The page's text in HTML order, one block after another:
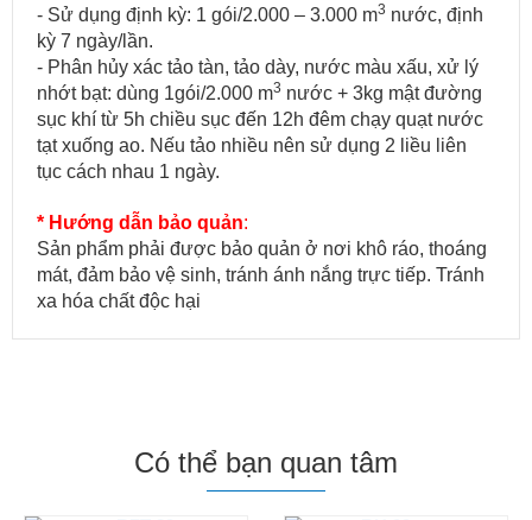
- Sử dụng định kỳ: 1 gói/2.000 – 3.000 m3 nước, định
kỳ 7 ngày/lần.
- Phân hủy xác tảo tàn, tảo dày, nước màu xấu, xử lý
nhớt bạt: dùng 1gói/2.000 m3 nước + 3kg mật đường
sục khí từ 5h chiều sục đến 12h đêm chạy quạt nước
tạt xuống ao. Nếu tảo nhiều nên sử dụng 2 liều liên
tục cách nhau 1 ngày.
* Hướng dẫn bảo quản:
Sản phẩm phải được bảo quản ở nơi khô ráo, thoáng
mát, đảm bảo vệ sinh, tránh ánh nắng trực tiếp. Tránh
xa hóa chất độc hại
Có thể bạn quan tâm